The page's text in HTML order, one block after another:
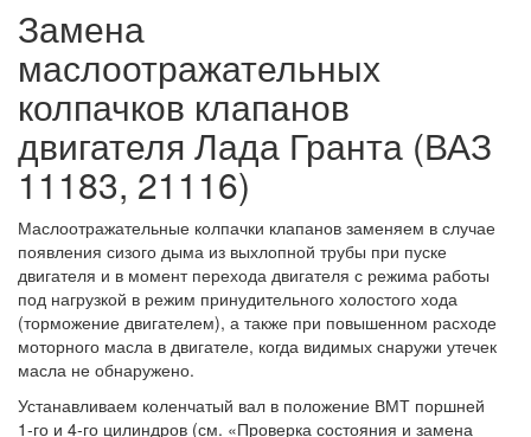
Замена
маслоотражательных
колпачков клапанов
двигателя Лада Гранта (ВАЗ
11183, 21116)
Маслоотражательные колпачки клапанов заменяем в случае
появления сизого дыма из выхлопной трубы при пуске
двигателя и в момент перехода двигателя с режима работы
под нагрузкой в режим принудительного холостого хода
(торможение двигателем), а также при повышенном расходе
моторного масла в двигателе, когда видимых снаружи утечек
масла не обнаружено.
Устанавливаем коленчатый вал в положение ВМТ поршней
1‑го и 4‑го цилиндров (см. «Проверка состояния и замена